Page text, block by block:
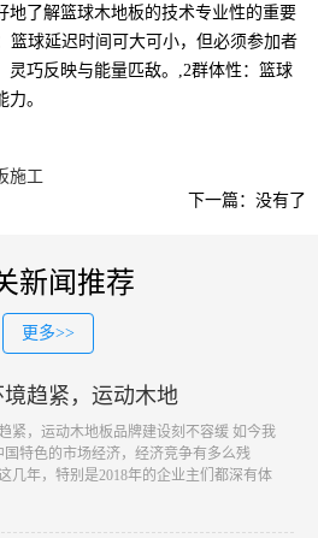
地了解篮球木地板的技术专业性的重要
篮球延迟时间可大可小，但必须参加者
灵巧反映与能量匹敌。,2群体性：篮球
。
施工
下一篇：没有了
新闻推荐
更多>>
趋紧，运动木地
紧，运动木地板品牌建设刻不容缓 如今我
国特色的市场经济，经济竞争有多么残
几年，特别是2018年的企业主们都深有体